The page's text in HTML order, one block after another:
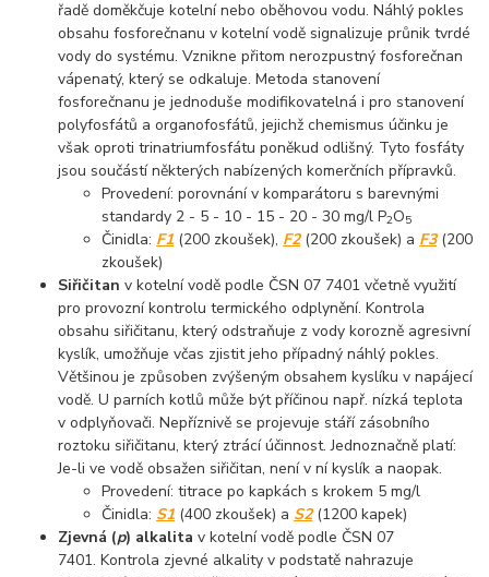
řadě doměkčuje kotelní nebo oběhovou vodu. Náhlý pokles
obsahu fosforečnanu v kotelní vodě signalizuje průnik tvrdé
vody do systému. Vznikne přitom nerozpustný fosforečnan
vápenatý, který se odkaluje. Metoda stanovení
fosforečnanu je jednoduše modifikovatelná i pro stanovení
polyfosfátů a organofosfátů, jejichž chemismus účinku je
však oproti trinatriumfosfátu poněkud odlišný. Tyto fosfáty
jsou součástí některých nabízených komerčních přípravků.
Provedení: porovnání v komparátoru s barevnými
standardy 2 - 5 - 10 - 15 - 20 - 30 mg/l P2O5
Činidla: F1 (200 zkoušek), F2(200 zkoušek) a F3(200
zkoušek)
Siřičitan v kotelní vodě podle ČSN 07 7401 včetně využití
pro provozní kontrolu termického odplynění. Kontrola
obsahu siřičitanu, který odstraňuje z vody korozně agresivní
kyslík, umožňuje včas zjistit jeho případný náhlý pokles.
Většinou je způsoben zvýšeným obsahem kyslíku v napájecí
vodě. U parních kotlů může být příčinou např. nízká teplota
v odplyňovači. Nepříznivě se projevuje stáří zásobního
roztoku siřičitanu, který ztrácí účinnost. Jednoznačně platí:
Je-li ve vodě obsažen siřičitan, není v ní kyslík a naopak.
Provedení: titrace po kapkách s krokem 5 mg/l
Činidla: S1 (400 zkoušek) a S2 (1200 kapek)
Zjevná (p) alkalita v kotelní vodě podle ČSN 07
7401. Kontrola zjevné alkality v podstatě nahrazuje